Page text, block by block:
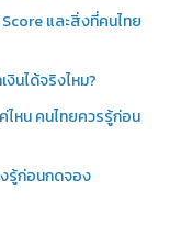
และสิ่งที่คนไทย
งินได้จริงไหม?
ไหน คนไทยควรรู้ก่อน
งรู้ก่อนกดจอง